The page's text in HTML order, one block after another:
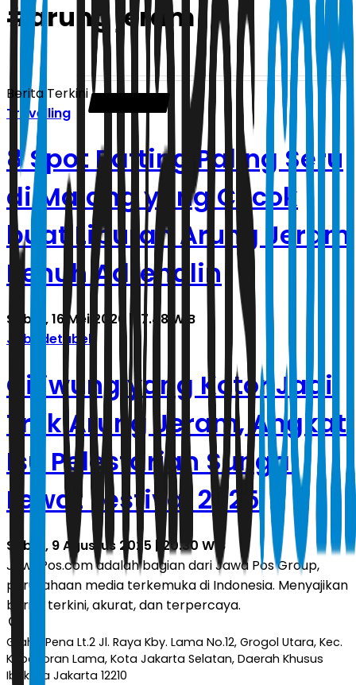
# arung jeram
Berita Terkini
Travelling
8 Spot Rafting Paling Seru
di Malang yang Cocok
buat Liburan Arung Jeram
Penuh Adrenalin
Sabtu, 16 Mei 2026 | 17.48 WIB
Jabodetabek
Ciliwung yang Kotor Jadi
Trek Arung Jeram, Angkat
Isu Pelestarian Sungai
Lewat Festival 2025
Sabtu, 9 Agustus 2025 | 20.30 WIB
JawaPos.com adalah bagian dari Jawa Pos Group,
perusahaan media terkemuka di Indonesia. Menyajikan
berita terkini, akurat, dan terpercaya.
Graha Pena Lt.2 Jl. Raya Kby. Lama No.12, Grogol Utara, Kec.
Kebayoran Lama, Kota Jakarta Selatan, Daerah Khusus
Ibukota Jakarta 12210